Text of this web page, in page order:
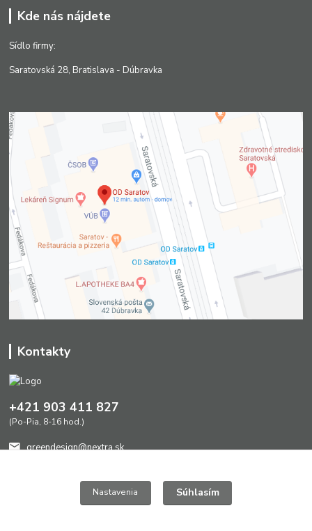
Kde nás nájdete
Sídlo firmy:
Saratovská 28, Bratislava - Dúbravka
Kontakty
+421 903 411 827
(Po-Pia, 8-16 hod.)
greendesign@nextra.sk
Nastavenia Súhlasím